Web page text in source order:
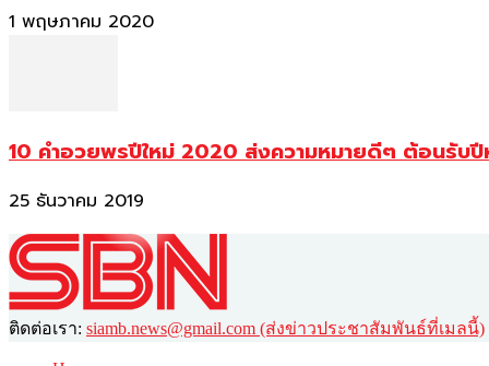
1 พฤษภาคม 2020
10 คำอวยพรปีใหม่ 2020 ส่งความหมายดีๆ ต้อนรับ
25 ธันวาคม 2019
ติดต่อเรา: siamb.news@gmail.com (ส่งข่าวประชาสัมพันธ์ที่เมลนี้)